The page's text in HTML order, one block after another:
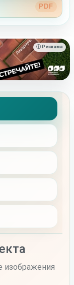
PDF
ⓘ Реклама
изображения